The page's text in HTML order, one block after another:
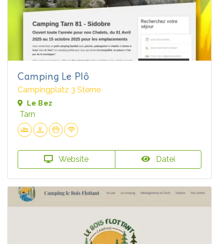
Camping Le Plô
Campingplatz 3 Sterne
Le Bez
Tarn
Website Datei